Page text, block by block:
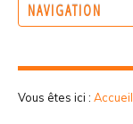
NAVIGATION
Vous êtes ici : Accueil